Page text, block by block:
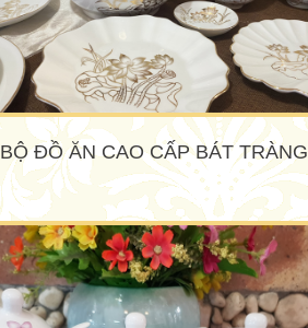
BỘ ĐỒ ĂN CAO CẤP BÁT TRÀNG